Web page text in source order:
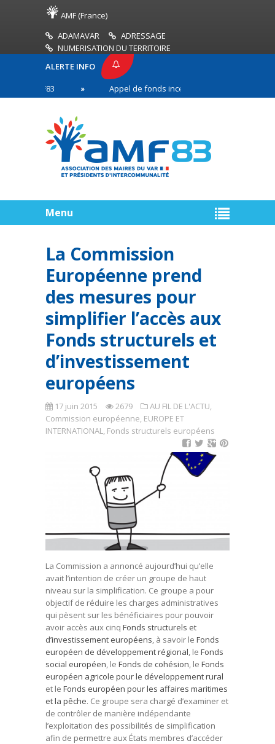
AMF (France)
ADAMAVAR
ADRESSAGE
NUMERISATION DU TERRITOIRE
ALERTE INFO
Appel de fonds incendies de forêt
ligne
Menu
La Commission
Européenne prend
des mesures pour
simplifier l’accès aux
Fonds structurels et
d’investissement
européens
17 juin 2015 2679 AU FIL DE L'ACTU,
Commission européenne, EUROPE ET
INTERNATIONAL, Fonds structurels européens
La Commission a annoncé aujourd’hui qu’elle
avait l’intention de créer un groupe de haut
niveau sur la simplification. Ce groupe a pour
objectif de réduire les charges administratives
qui pèsent sur les bénéficiaires pour pouvoir
avoir accès aux cinq Fonds structurels et
d’investissement européens, à savoir le Fonds
européen de développement régional, le Fonds
social européen, le Fonds de cohésion, le Fonds
européen agricole pour le développement rural
et le Fonds européen pour les affaires maritimes
et la pêche. Ce groupe sera chargé d’examiner et
de contrôler de manière indépendante
l’exploitation des possibilités de simplification
afin de permettre aux États membres d’accéder